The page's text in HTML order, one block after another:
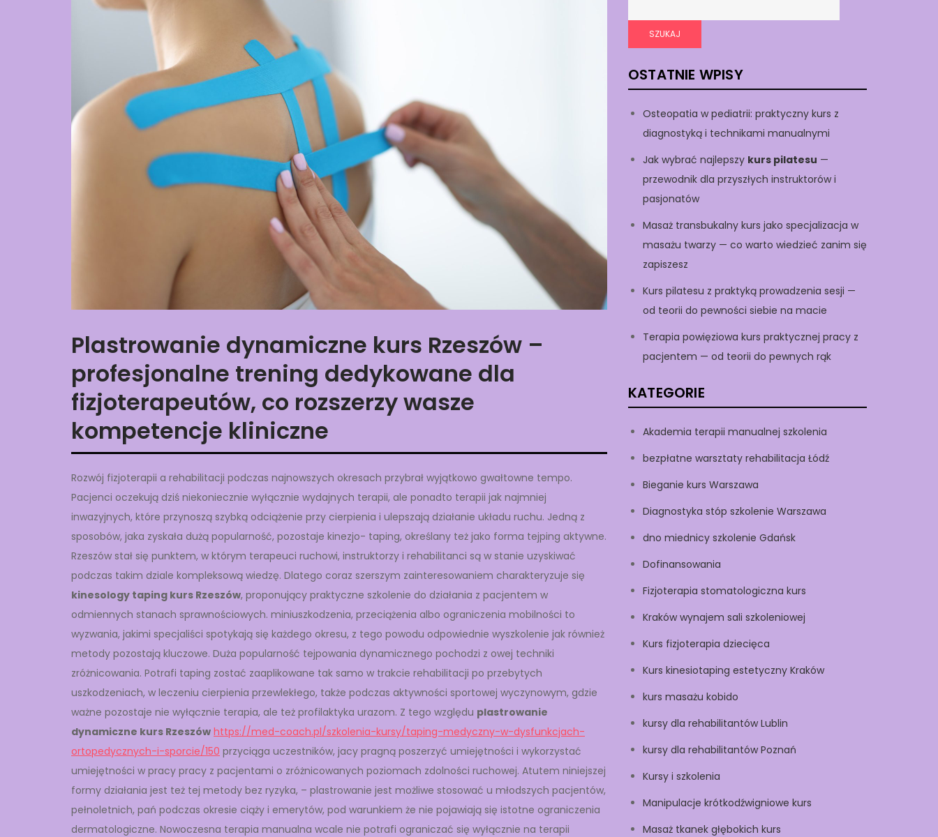
Plastrowanie dynamiczne kurs Rzeszów –
profesjonalne trening dedykowane dla
fizjoterapeutów, co rozszerzy wasze
kompetencje kliniczne
Rozwój fizjoterapii a rehabilitacji podczas najnowszych okresach przybrał wyjątkowo gwałtowne tempo.
Pacjenci oczekują dziś niekoniecznie wyłącznie wydajnych terapii, ale ponadto terapii jak najmniej
inwazyjnych, które przynoszą szybką odciążenie przy cierpienia i ulepszają działanie układu ruchu. Jedną z
sposobów, jaka zyskała dużą popularność, pozostaje kinezjo- taping, określany też jako forma tejping aktywne.
Rzeszów stał się punktem, w którym terapeuci ruchowi, instruktorzy i rehabilitanci są w stanie uzyskiwać
podczas takim dziale kompleksową wiedzę. Dlatego coraz szerszym zainteresowaniem charakteryzuje się
kinesology taping kurs Rzeszów, proponujący praktyczne szkolenie do działania z pacjentem w
odmiennych stanach sprawnościowych. miniuszkodzenia, przeciążenia albo ograniczenia mobilności to
wyzwania, jakimi specjaliści spotykają się każdego okresu, z tego powodu odpowiednie wyszkolenie jak również
metody pozostają kluczowe. Duża popularność tejpowania dynamicznego pochodzi z owej techniki
zróżnicowania. Potrafi taping zostać zaaplikowane tak samo w trakcie rehabilitacji po przebytych
uszkodzeniach, w leczeniu cierpienia przewlekłego, także podczas aktywności sportowej wyczynowym, gdzie
ważne pozostaje nie wyłącznie terapia, ale też profilaktyka urazom. Z tego względu plastrowanie
dynamiczne kurs Rzeszów https://med-coach.pl/szkolenia-kursy/taping-medyczny-w-dysfunkcjach-
ortopedycznych-i-sporcie/150 przyciąga uczestników, jacy pragną poszerzyć umiejętności i wykorzystać
umiejętności w pracy pracy z pacjentami o zróżnicowanych poziomach zdolności ruchowej. Atutem niniejszej
formy działania jest też tej metody bez ryzyka, – plastrowanie jest możliwe stosować u młodszych pacjentów,
pełnoletnich, pań podczas okresie ciąży i emerytów, pod warunkiem że nie pojawiają się istotne ograniczenia
dermatologiczne. Nowoczesna terapia manualna wcale nie potrafi ograniczać się wyłącznie na terapii
SZUKAJ
OSTATNIE WPISY
Osteopatia w pediatrii: praktyczny kurs z
diagnostyką i technikami manualnymi
Jak wybrać najlepszy kurs pilatesu —
przewodnik dla przyszłych instruktorów i
pasjonatów
Masaż transbukalny kurs jako specjalizacja w
masażu twarzy — co warto wiedzieć zanim się
zapiszesz
Kurs pilatesu z praktyką prowadzenia sesji —
od teorii do pewności siebie na macie
Terapia powięziowa kurs praktycznej pracy z
pacjentem — od teorii do pewnych rąk
KATEGORIE
Akademia terapii manualnej szkolenia
bezpłatne warsztaty rehabilitacja Łódź
Bieganie kurs Warszawa
Diagnostyka stóp szkolenie Warszawa
dno miednicy szkolenie Gdańsk
Dofinansowania
Fizjoterapia stomatologiczna kurs
Kraków wynajem sali szkoleniowej
Kurs fizjoterapia dziecięca
Kurs kinesiotaping estetyczny Kraków
kurs masażu kobido
kursy dla rehabilitantów Lublin
kursy dla rehabilitantów Poznań
Kursy i szkolenia
Manipulacje krótkodźwigniowe kurs
Masaż tkanek głębokich kurs